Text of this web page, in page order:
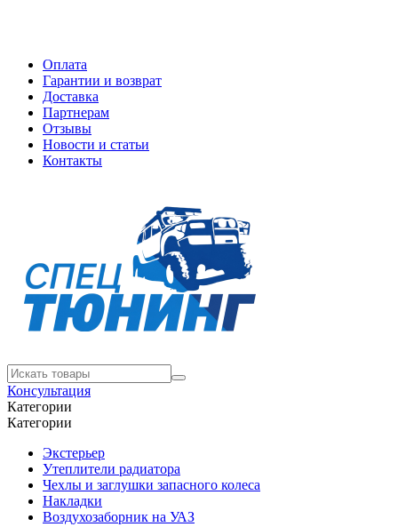
Оплата
Гарантии и возврат
Доставка
Партнерам
Отзывы
Новости и статьи
Контакты
Консультация
Категории
Категории
Экстерьер
Утеплители радиатора
Чехлы и заглушки запасного колеса
Накладки
Воздухозаборник на УАЗ